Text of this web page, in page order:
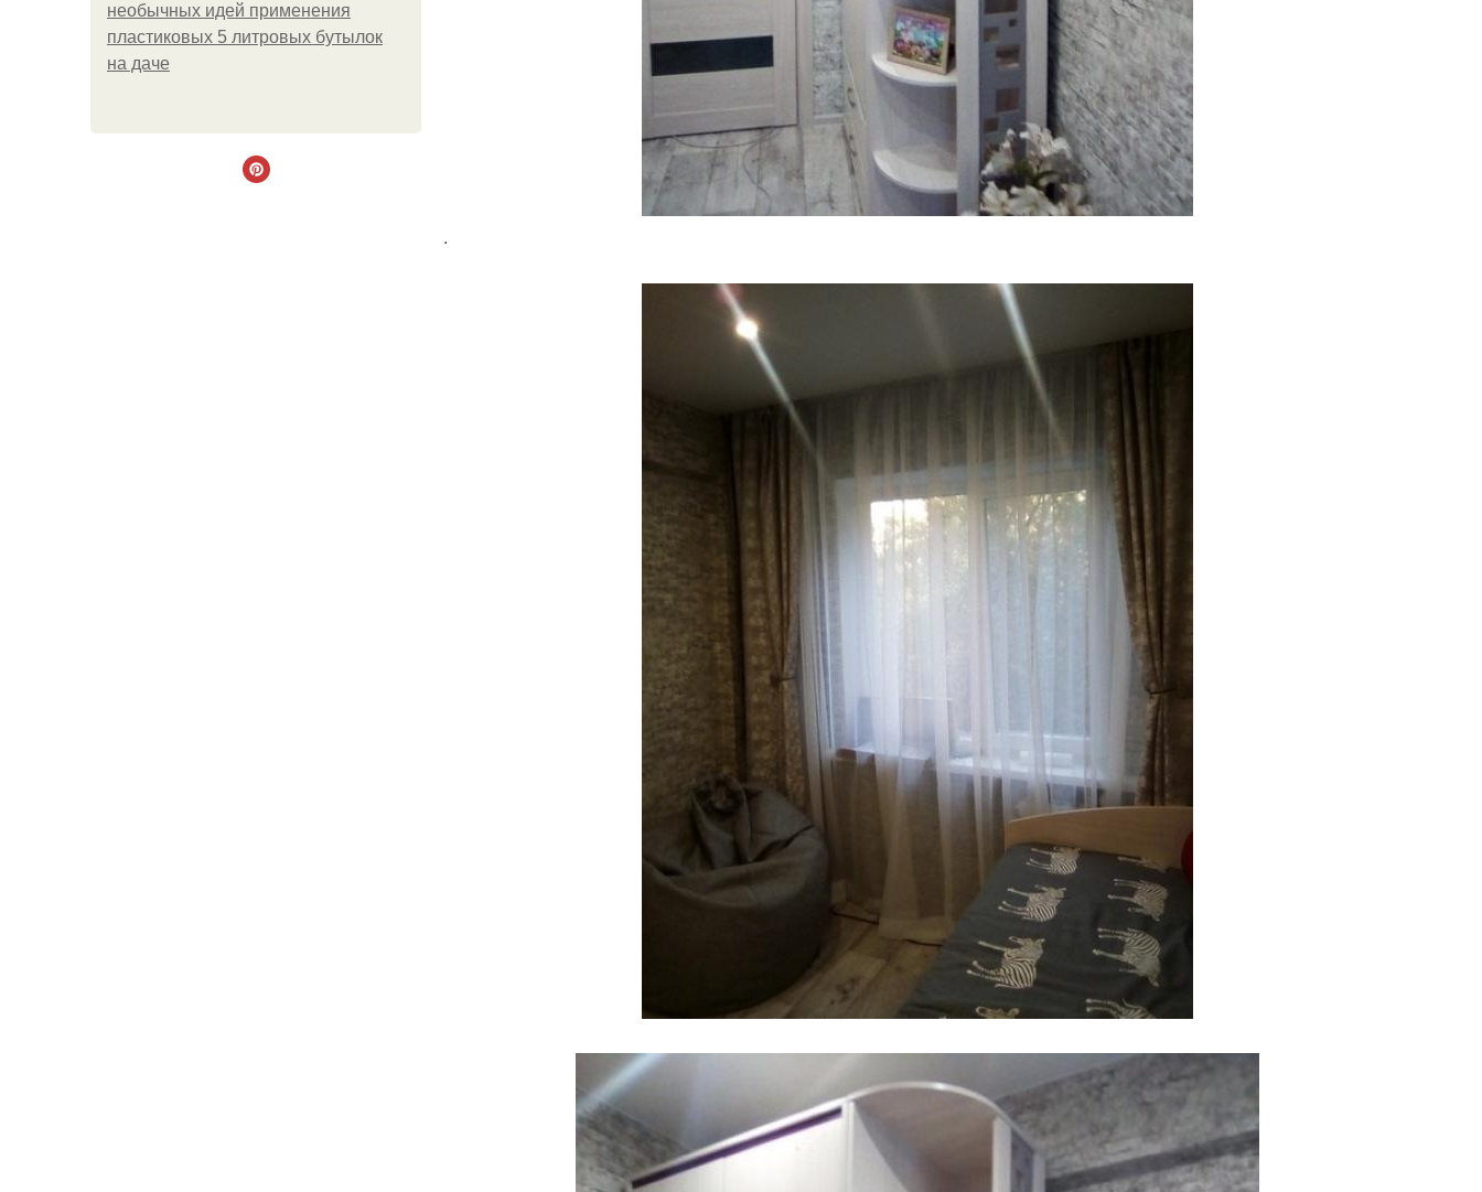
необычных идей применения
пластиковых 5 литровых бутылок
на даче
.